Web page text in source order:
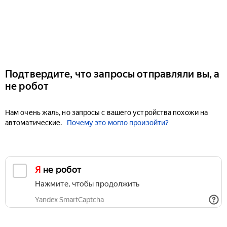
Подтвердите, что запросы отправляли вы, а
не робот
Нам очень жаль, но запросы с вашего устройства похожи на
автоматические.
Почему это могло произойти?
Я не робот
Нажмите, чтобы продолжить
Yandex SmartCaptcha